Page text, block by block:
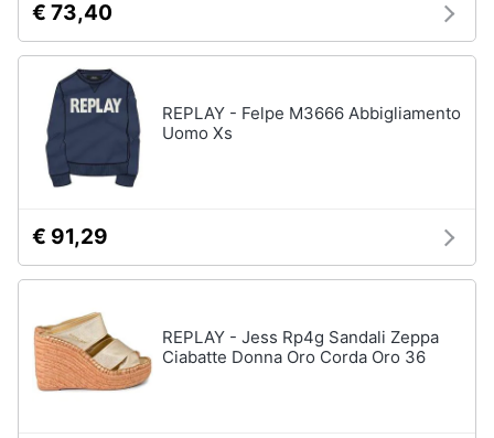
€ 73,40
REPLAY - Felpe M3666 Abbigliamento
Uomo Xs
€ 91,29
REPLAY - Jess Rp4g Sandali Zeppa
Ciabatte Donna Oro Corda Oro 36